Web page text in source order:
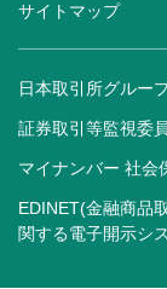
サイトマップ
日本取引所グルー
証券取引等監視委
マイナンバー 社会
EDINET(金融商品
関する電子開示シ